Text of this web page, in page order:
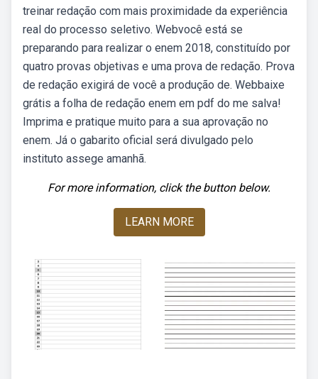
treinar redação com mais proximidade da experiência
real do processo seletivo. Webvocê está se
preparando para realizar o enem 2018, constituído por
quatro provas objetivas e uma prova de redação. Prova
de redação exigirá de você a produção de. Webbaixe
grátis a folha de redação enem em pdf do me salva!
Imprima e pratique muito para a sua aprovação no
enem. Já o gabarito oficial será divulgado pelo
instituto assege amanhã.
For more information, click the button below.
LEARN MORE